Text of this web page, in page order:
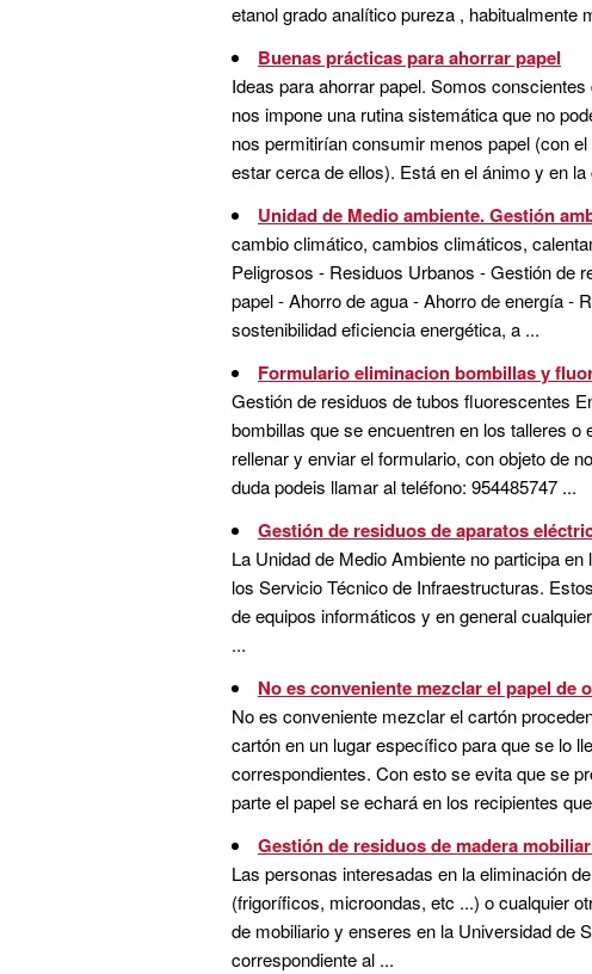
etanol grado analítico pureza , habitualmente
Buenas prácticas para ahorrar papel
Ideas para ahorrar papel. Somos
nos impone una rutina sistemática que no
nos permitirían consumir menos papel (con
estar cerca de ellos). Está en el ánimo y en la
Unidad de Medio ambiente. Gestión
cambio climático, cambios climáticos,
Peligrosos - Residuos Urbanos - Gestión de
papel - Ahorro de agua - Ahorro de energía -
sostenibilidad eficiencia energética, a ...
Formulario eliminacion bombillas y
Gestión de residuos de tubos fluorescentes
bombillas que se encuentren en los talleres
rellenar y enviar el formulario, con objeto de
duda podeis llamar al teléfono: 954485747 ...
Gestión de residuos de aparatos
La Unidad de Medio Ambiente no participa
los Servicio Técnico de Infraestructuras.
de equipos informáticos y en general
...
No es conveniente mezclar el papel
No es conveniente mezclar el cartón
cartón en un lugar específico para que se lo
correspondientes. Con esto se evita que se
parte el papel se echará en los recipientes
Gestión de residuos de madera
Las personas interesadas en la eliminación
(frigoríficos, microondas, etc ...) o cualquier
de mobiliario y enseres en la Universidad de
correspondiente al ...